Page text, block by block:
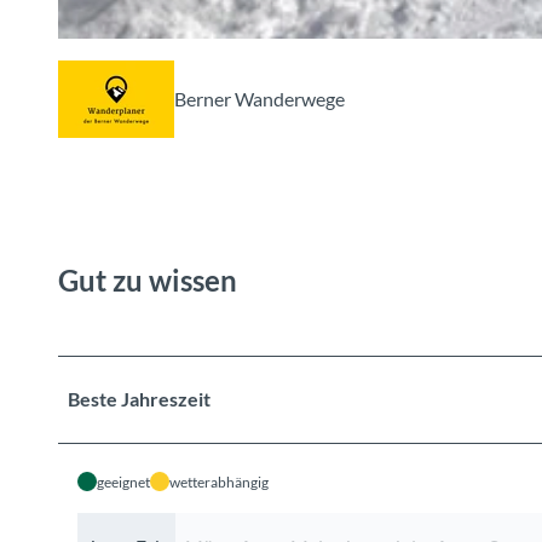
Berner Wanderwege
Gut zu wissen
Beste Jahreszeit
geeignet wetterabhängig